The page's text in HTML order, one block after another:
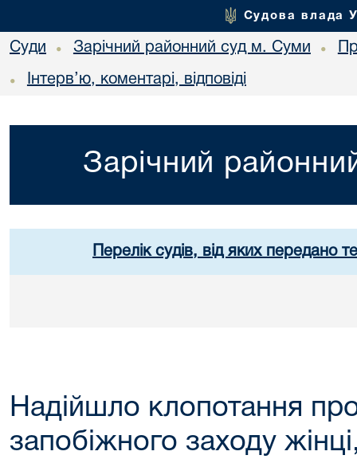
Судова влада
Суди • Зарічний районний суд м. Суми •
• Інтерв’ю, коментарі, відповіді
Зарічний
Перелік судів, від яких передано
Надійшло клопотання
запобіжного заходу